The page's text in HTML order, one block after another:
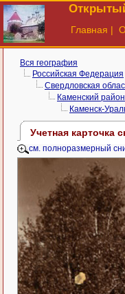
Главная |
Вся география
Российская Федерация
Свердловская
Каменский район
Каменск-
Учетная карточка
см. полноразмерный